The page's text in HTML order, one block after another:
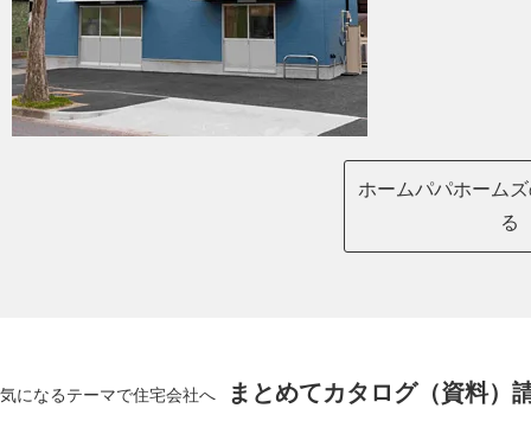
ホームパパホーム
る
気になるテーマで住宅会社へ まとめてカタログ（資料）